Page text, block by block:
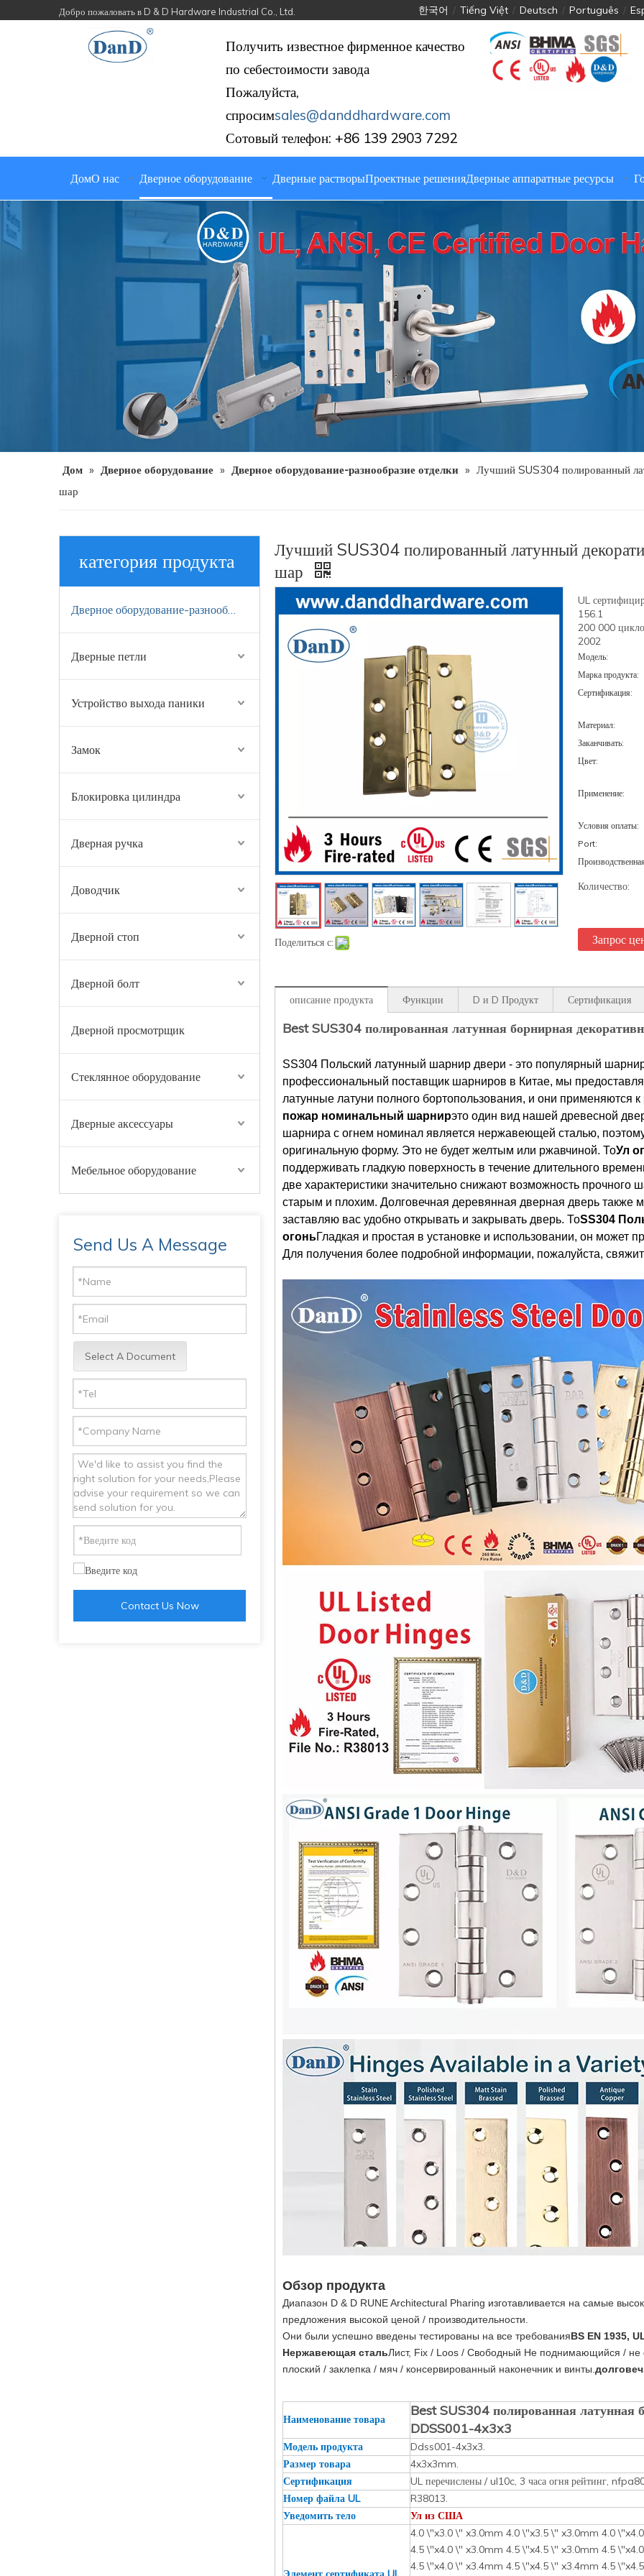
Добро пожаловать в D & D Hardware Industrial Co., Ltd. 한국어 / Tiếng Việt / Deutsch / Português /
Получить известное фирменное качество
по себестоимости завода
Пожалуйста,
спросимsales@danddhardware.com
Сотовый телефон: +86 139 2903 7292
ДомО нас Дверное оборудование Дверные растворыПроектные решенияДверные аппаратные ресурсы
Дом » Дверное оборудование » Дверное оборудование-разнообразие отделки » Лучший SUS304 полированный
шар
категория продукта
Дверное оборудование-разнообразие отделки
Дверные петли
Устройство выхода паники
Замок
Блокировка цилиндра
Дверная ручка
Доводчик
Дверной стоп
Дверной болт
Дверной просмотрщик
Стеклянное оборудование
Дверные аксессуары
Мебельное оборудование
Send Us A Message
Select A Document
Contact Us Now
Лучший SUS304 полированный латунный
шар
Поделиться с:
UL
156.1
200 000
2002
Модель:
Марка продукта:
Сертификация:
Материал:
Заканчивать:
Цвет:
Применение:
Условия оплаты:
Port:
Количество:
Запрос
описание продукта Функции D и D Продукт Сертификация
Best SUS304 полированная латунная борнирная
SS304 Польский латунный шарнир двери - это популярный
профессиональный поставщик шарниров в Китае, мы
латунные латуни полного бортопользования, и они применяются
пожар номинальный шарнирэто один вид нашей древесной
шарнира с огнем номинал является нержавеющей сталью,
оригинальную форму. Это не будет желтым или ржавчиной. ТоУл
поддерживать гладкую поверхность в течение длительного
две характеристики значительно снижают возможность прочного
старым и плохим. Долговечная деревянная дверная дверь также
заставляю вас удобно открывать и закрывать дверь. ТоSS304
огоньГладкая и простая в установке и использовании, он может
Для получения более подробной информации, пожалуйста,
Обзор продукта
Диапазон D & D RUNE Architectural Pharing изготавливается на самые
предложения высокой ценой / производительности.
Они были успешно введены тестированы на все требованияBS EN 1935,
Нержавеющая стальЛист, Fix / Loos / Свободный Не поднимающийся /
плоский / заклепка / мяч / консервированный наконечник и винты.
Наименование товара
Best SUS304 полированная латунная
DDSS001-4x3x3
Модель продукта
Ddss001-4x3x3.
Размер товара
4x3x3mm.
Сертификация
UL перечислены / ul10c, 3 часа огня рейтинг,
Номер файла UL
R38013.
Уведомить тело
Ул из США
4.0 \"x3.0 \" x3.0mm 4.0 \"x3.5 \" x3.0mm 4.0
4.5 \"x4.0 \" x3.0mm 4.5 \"x4.5 \" x3.0mm 4.5
4.5 \"x4.0 \" x3.4mm 4.5 \"x4.5 \" x3.4mm 4.5